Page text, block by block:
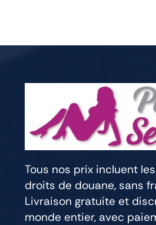
Tous nos prix incluent
droits de douane, sans
Livraison gratuite et
monde entier, avec